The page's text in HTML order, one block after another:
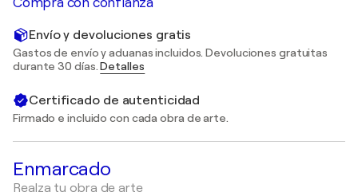
Envío y devoluciones gratis
Gastos de envío y aduanas incluidos. Devoluciones gratuitas
durante 30 días.Detalles
Certificado de autenticidad
Firmado e incluido con cada obra de arte.
Enmarcado
Realza tu obra de arte